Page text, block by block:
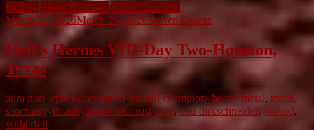
Gallery Show Reviews Video Concerts
March 26, 2026March 29, 2026Darren Cowan
Hell’s Heroes VIII-Day Two-Houston,
Texas
aura nori, epic heavy metal, eternal champion,heavy metal, metal,
sanctuary, thrash, toxic holocaust, udo,udo dirkschneider, voivod,
witherfall